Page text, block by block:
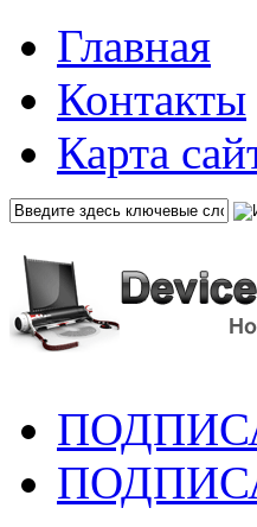
Главная
Контакты
Карта